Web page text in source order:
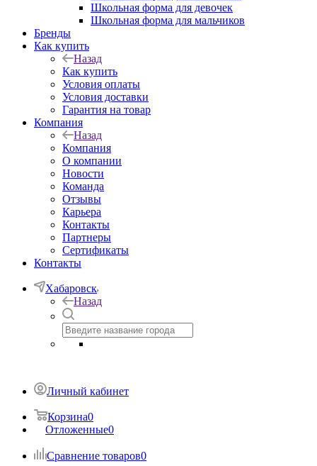
Школьная форма для девочек
Школьная форма для мальчиков
Бренды
Как купить
Назад
Как купить
Условия оплаты
Условия доставки
Гарантия на товар
Компания
Назад
Компания
О компании
Новости
Команда
Отзывы
Карьера
Контакты
Партнеры
Сертификаты
Контакты
Хабаровск
Назад
Личный кабинет
Корзина0
Отложенные0
Сравнение товаров0